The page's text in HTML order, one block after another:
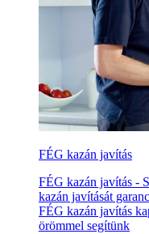
FÉG kazán javítás
FÉG kazán javítás -
kazán javítását
FÉG kazán javítás
örömmel segítünk